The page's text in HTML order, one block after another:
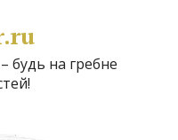
будь на гребне